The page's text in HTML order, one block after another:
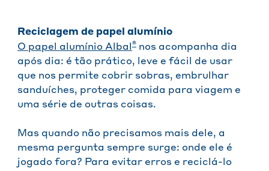
Reciclagem de papel alumínio
O papel alumínio Albal® nos acompanha dia
após dia: é tão prático, leve e fácil de usar
que nos permite cobrir sobras, embrulhar
sanduíches, proteger comida para viagem e
uma série de outras coisas.
Mas quando não precisamos mais dele, a
mesma pergunta sempre surge: onde ele é
jogado fora? Para evitar erros e reciclá-lo